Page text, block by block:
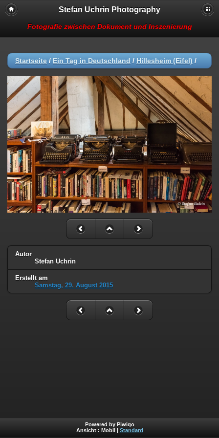
Stefan Uchrin Photography
Fotografie zwischen Dokument und Inszenierung
Startseite / Ein Tag in Deutschland / Hillesheim (Eifel) /
Autor
Stefan Uchrin
Erstellt am
Samstag, 29. August 2015
Powered by Piwigo
Ansicht : Mobil Standard